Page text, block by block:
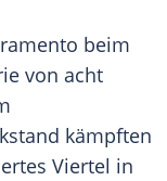
beim
von acht
kämpften
Viertel in